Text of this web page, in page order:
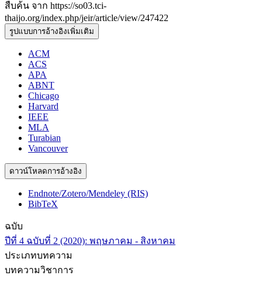
สืบค้น จาก https://so03.tci-
thaijo.org/index.php/jeir/article/view/247422
รูปแบบการอ้างอิงเพิ่มเติม
ACM
ACS
APA
ABNT
Chicago
Harvard
IEEE
MLA
Turabian
Vancouver
ดาวน์โหลดการอ้างอิง
Endnote/Zotero/Mendeley (RIS)
BibTeX
ฉบับ
ปีที่ 4 ฉบับที่ 2 (2020): พฤษภาคม - สิงหาคม
ประเภทบทความ
บทความวิชาการ